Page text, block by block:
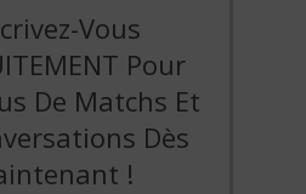
Vous
Pour
De Matchs Et
Dès
!